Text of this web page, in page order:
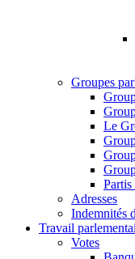
Groupes
Le
Partis
Adresses
Indemnités
Travail
Votes